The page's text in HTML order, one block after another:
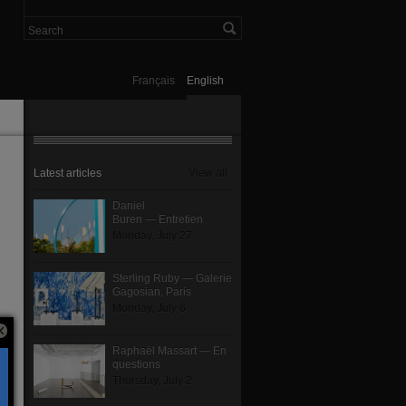
Français English
Latest articles View all
Daniel
Buren — Entretien
Monday, July 27
Sterling Ruby — Galerie
Gagosian, Paris
Monday, July 6
Raphaël Massart — En
questions
Thursday, July 2